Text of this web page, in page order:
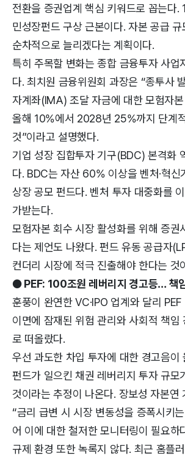
전환을 증권업계 핵심 키워드로 꼽는다.
민성장펀드 구상 근본이다. 자본 공급
순차적으로 늘리겠다는 계획이다.
특히 주목할 변화는 종합 금융투자 사업
다. 최치원 금융위원회 과장은 “종투사
자계좌(IMA) 조달 자금에 대한 모험자
올해 10%에서 2028년 25%까지 단계
것”이라고 설명했다.
기업 성장 집합투자 기구(BDC) 본격화
다. BDC는 자산 60% 이상을 벤처·혁신
상장 공모 펀드다. 벤처 투자 대중화를
가받는다.
모험자본 회수 시장 활성화를 위해 증권
다는 제언도 나왔다. 펀드 유동 공급자
컨더리 시장에 적극 진출해야 한다는 것
● PEF: 100조원 레버리지 경고등… 책
훈풍이 완연한 VC·IPO 업계와 달리
이면에 잠재된 위험 관리와 사회적 책임
로 떠올랐다.
우선 과도한 차입 투자에 대한 경고음이
펀드가 일으킨 채권 레버리지 투자 규모
것이라는 추정이 나온다. 장보성 자본연
“금리 급변 시 시장 변동성을 증폭시키
어 이에 대한 철저한 모니터링이 필요하
규제 환경 또한 녹록지 않다. 최근 홈플